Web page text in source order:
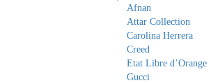
Afnan
Attar Collection
Carolina Herrera
Creed
Etat Libre d’Orange
Gucci